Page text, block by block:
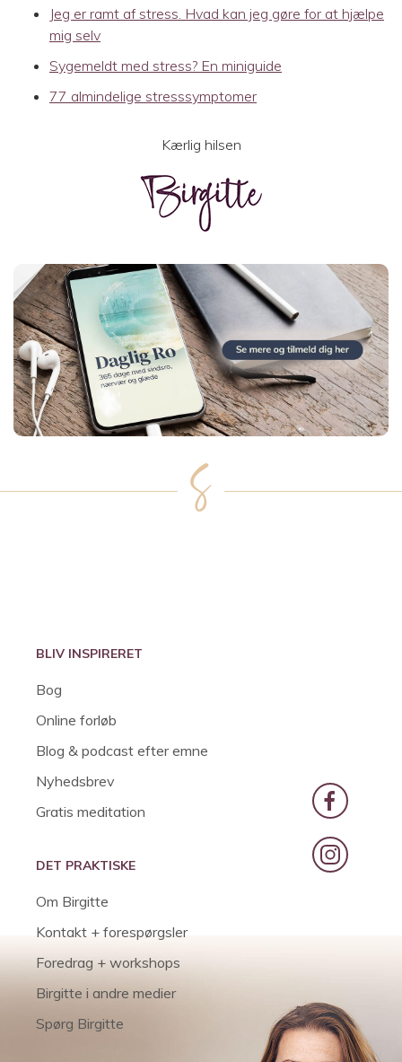
Jeg er ramt af stress. Hvad kan jeg gøre for at hjælpe
mig selv
Sygemeldt med stress? En miniguide
77 almindelige stresssymptomer
Kærlig hilsen
BLIV INSPIRERET
Bog
Online forløb
Blog & podcast efter emne
Nyhedsbrev
Gratis meditation
DET PRAKTISKE
Om Birgitte
Kontakt + forespørgsler
Foredrag + workshops
Birgitte i andre medier
Spørg Birgitte